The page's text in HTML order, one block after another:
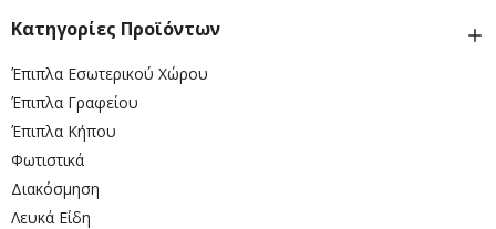
Κατηγορίες Προϊόντων
Έπιπλα Εσωτερικού Χώρου
Έπιπλα Γραφείου
Έπιπλα Κήπου
Φωτιστικά
Διακόσμηση
Λευκά Είδη